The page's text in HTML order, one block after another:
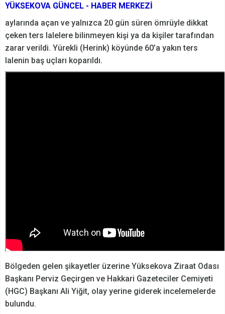
YÜKSEKOVA GÜNCEL - HABER MERKEZİ
aylarında açan ve yalnızca 20 gün süren ömrüyle dikkat
çeken ters lalelere bilinmeyen kişi ya da kişiler tarafından
zarar verildi. Yürekli (Herink) köyünde 60’a yakın ters
lalenin baş uçları koparıldı.
Bölgeden gelen şikayetler üzerine Yüksekova Ziraat Odası
Başkanı Perviz Geçirgen ve Hakkari Gazeteciler Cemiyeti
(HGC) Başkanı Ali Yiğit, olay yerine giderek incelemelerde
bulundu.